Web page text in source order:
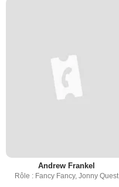
Andrew Frankel
Rôle : Fancy Fancy, Jonny Quest